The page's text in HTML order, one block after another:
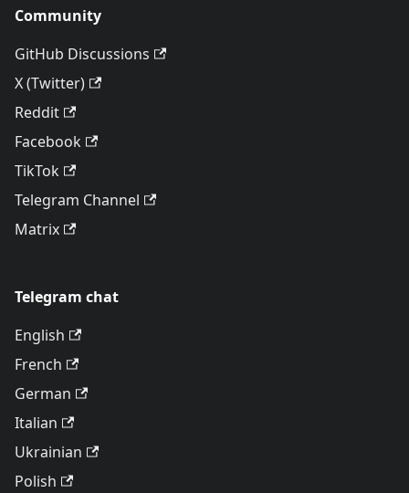
Community
GitHub Discussions
X (Twitter)
Reddit
Facebook
TikTok
Telegram Channel
Matrix
Telegram chat
English
French
German
Italian
Ukrainian
Polish